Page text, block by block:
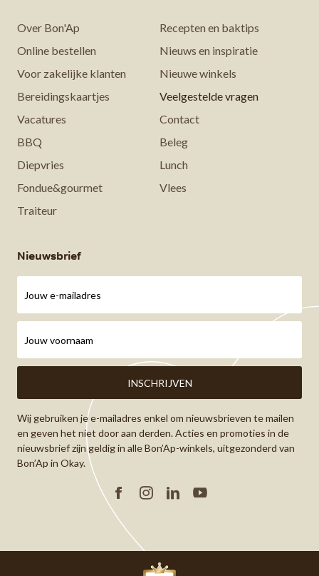
Over Bon'Ap
Recepten en baktips
Online bestellen
Nieuws en inspiratie
Voor zakelijke klanten
Nieuwe winkels
Bereidingskaartjes
Veelgestelde vragen
Vacatures
Contact
BBQ
Beleg
Diepvries
Lunch
Fondue&gourmet
Vlees
Traiteur
Nieuwsbrief
Wij gebruiken je e-mailadres enkel om nieuwsbrieven te mailen
en geven het niet door aan derden. Acties en promoties in de
nieuwsbrief zijn geldig in alle Bon’Ap-winkels, uitgezonderd van
Bon’Ap in Okay.
FacebookInstagram
Linkedin